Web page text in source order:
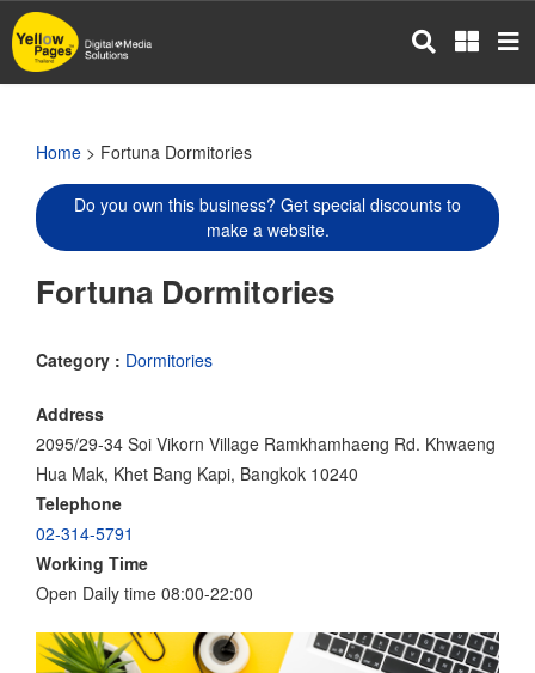
Skip
to
main
Home > Fortuna Dormitories
Do you own this business? Get special discounts to
make a website.
Fortuna Dormitories
Category : Dormitories
Address
2095/29-34 Soi Vikorn Village Ramkhamhaeng Rd. Khwaeng
Hua Mak, Khet Bang Kapi, Bangkok 10240
Telephone
02-314-5791
Working Time
Open Daily time 08:00-22:00